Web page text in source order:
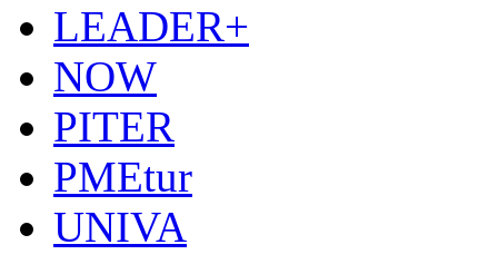
LEADER+
NOW
PITER
PMEtur
UNIVA